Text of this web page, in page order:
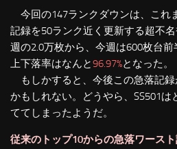
今回の147ランクダウンは、これ
記録を50ランク近く更新する超不
週の2.0万枚から、今週は600枚台
上下落率はなんと96.97%となった。
もしかすると、今後この急落記
かもしれない。どうやら、SS501
ててしまったようだ。
従来のトップ10からの急落ワース